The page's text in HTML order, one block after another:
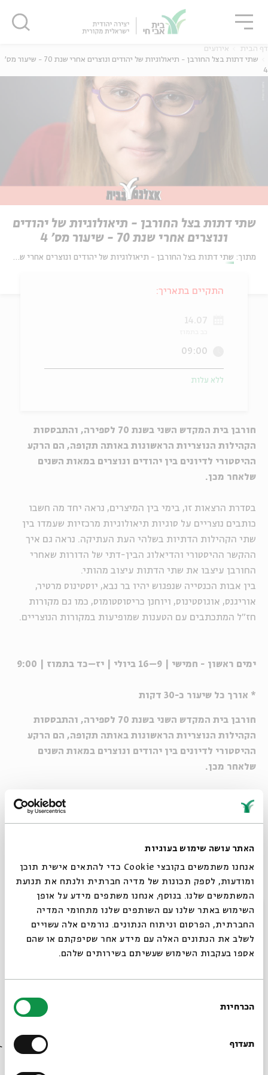
האתר עושה שימוש בעוגיות
אנחנו משתמשים בקובצי Cookie כדי להתאים אישית תוכן
ומודעות, לספק תכונות של מדיה חברתית ולנתח את תנועת
המשתמשים שלנו. בנוסף, אנחנו משתפים מידע על אופן
השימוש באתר שלנו עם השותפים שלנו מתחומי המדיה
החברתית, הפרסום וניתוח הנתונים. גורמים אלה עשויים
לשלב את הנתונים האלה עם מידע אחר שסיפקתם או שהם
אספו בעקבות השימוש שעשיתם בשירותים שלהם.
הסכמה
הכרחיות
תעדוף
דף הבית
אירועים
שתי דתות בצל החורבן - תיאולוגיות של יהודים ונוצרים אחרי שנת 70 - שיעור מס'
4
שתי דתות בצל החורבן - תיאולוגיות של יהודים
ונוצרים אחרי שנת 70 - שיעור מס' 4
מתוך: שתי דתות בצל החורבן - תיאולוגיות של יהודים ונוצרים אחרי שנת 70
חורבן בית המקדש השני בשנת 70 לספירה, והתבססות
הקהילות הנוצריות הראשונות באותה תקופה, הם הרקע
ההיסטורי לדיונים בין יהודים ונוצרים במאות השנים
שלאחר מכן.
בסדרת הרצאות זו, בימי בין המיצרים, נראה יחד מה חשבו
כותבים נוצריים על סוגיות תיאולוגיות מרכזיות שעמדו בין
שתי הקהילות הדתיות בשלהי העת העתיקה. נראה גם איך
ההקשר ההיסטורי והדיאלוג הבין-דתי של הדורות שאחרי
החורבן עיצבו את שתי הדתות עיצוב מהותי.
בין אבות הכנסייה שנפגוש יהיו בר נבא, יוסטינוס מרטיר,
אוריגנס, אוגוסטינוס, ויוחנן כריסוסטומוס, כמו גם מקורות
חז"ל המתכתבים עם הטענות שמופיעות במקורות הנוצריים.
ימים ראשון - חמישי | 9–16 ביולי | יז–כד בתמוז | 9:00
* אורך כל שיעור כ-30 דקות
חורבן בית המקדש השני בשנת 70 לספירה, והתבססות
הקהילות הנוצריות הראשונות באותה תקופה, הם הרקע
ההיסטורי לדיונים בין יהודים ונוצרים במאות השנים
שלאחר מכן.
בסדרת הרצאות זו, בימי בין המיצרים, נראה יחד מה חשבו
כותבים נוצריים על סוגיות תיאולוגיות מרכזיות שעמדו בין
ההקשר ההיסטורי והדיאלוג הבין-דתי של הדורות שאחרי
בין אבות הכנסייה שנפגוש יהיו בר נבא, יוסטינוס מרטיר,
אוריגנס, אוגוסטינוס, ויוחנן כריסוסטומוס, כמו גם מקורות
חז"ל המתכתבים עם הטענות שמופיעות במקורות הנוצריים.
ימים ראשון - חמישי | 9–16 ביולי | יז–כד בתמוז | 9:00
התקיים בתאריך:
14.07
09:00
ללא עלות
סגור
סגור